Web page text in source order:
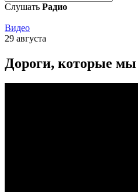
Слушать Радио
Видео
29 августа
Дороги, которые